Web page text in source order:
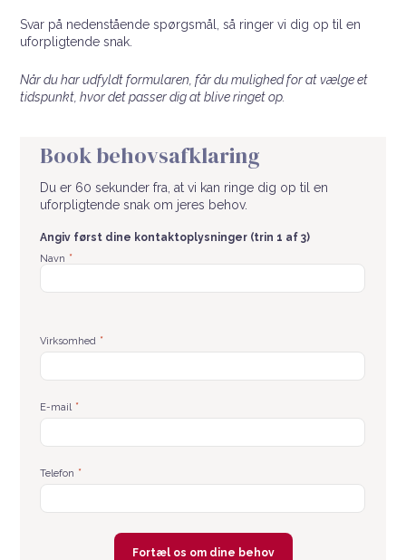
Svar på nedenstående spørgsmål, så ringer vi dig op til en
uforpligtende snak.
Når du har udfyldt formularen, får du mulighed for at vælge et
tidspunkt, hvor det passer dig at blive ringet op.
Book behovsafklaring
Du er 60 sekunder fra, at vi kan ringe dig op til en
uforpligtende snak om jeres behov.
Angiv først dine kontaktoplysninger (trin 1 af 3)
Navn *
Fornavn
Virksomhed *
E-mail *
Telefon *